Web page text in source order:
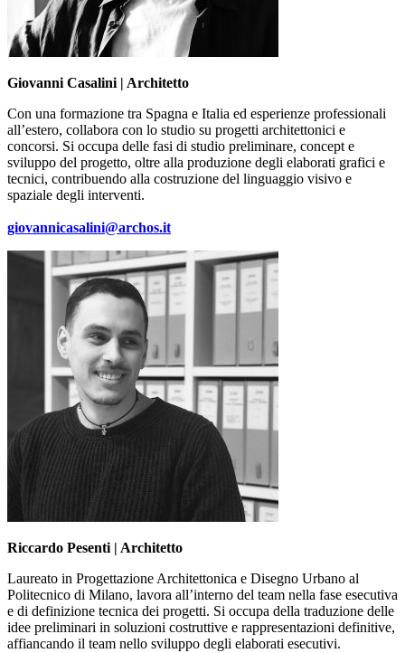
Giovanni Casalini | Architetto
Con una formazione tra Spagna e Italia ed esperienze professionali
all’estero, collabora con lo studio su progetti architettonici e
concorsi. Si occupa delle fasi di studio preliminare, concept e
sviluppo del progetto, oltre alla produzione degli elaborati grafici e
tecnici, contribuendo alla costruzione del linguaggio visivo e
spaziale degli interventi.
giovannicasalini@archos.it
Riccardo Pesenti | Architetto
Laureato in Progettazione Architettonica e Disegno Urbano al
Politecnico di Milano, lavora all’interno del team nella fase esecutiva
e di definizione tecnica dei progetti. Si occupa della traduzione delle
idee preliminari in soluzioni costruttive e rappresentazioni definitive,
affiancando il team nello sviluppo degli elaborati esecutivi.